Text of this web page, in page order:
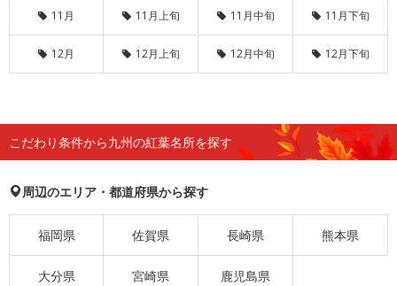
11月 11月上旬 11月中旬 11月下旬
12月 12月上旬 12月中旬 12月下旬
こだわり条件から九州の紅葉名所を探す
周辺のエリア・都道府県から探す
福岡県 佐賀県 長崎県 熊本県
大分県 宮崎県 鹿児島県